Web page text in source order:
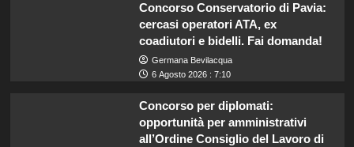
Concorso Conservatorio di Pavia:
cercasi operatori ATA, ex
coadiutori e bidelli. Fai domanda!
Germana Bevilacqua
6 Agosto 2026 : 7:10
Concorso per diplomati:
opportunità per amministrativi
all’Ordine Consiglio del Lavoro di